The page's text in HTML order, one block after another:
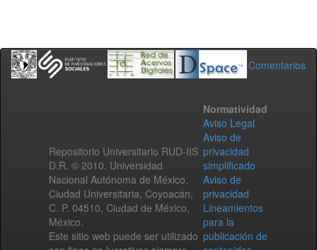
Comentarios
Repositorio Universitario RUD-IIS
D.R. © 2010. Universidad
Nacional Autónoma de México.
Ciudad Universitaria, Coyoacán,
C. P. 04510, Ciudad de México,
México.
Este sitio web puede ser utilizado
Normatividad
Aviso Legal
Aviso de
privacidad
simplificado
Aviso de
privacidad
Lineamientos
para la
publicación de